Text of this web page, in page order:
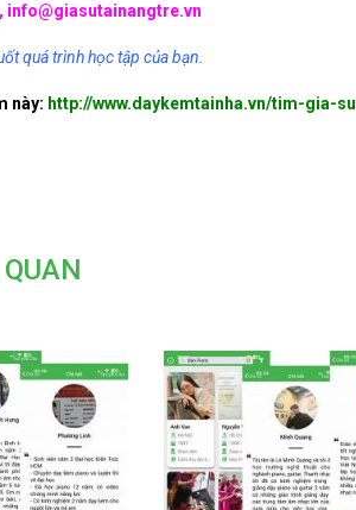
quá trình học tập của bạn.
này: http://www.daykemtainha.vn/tim-gia-su